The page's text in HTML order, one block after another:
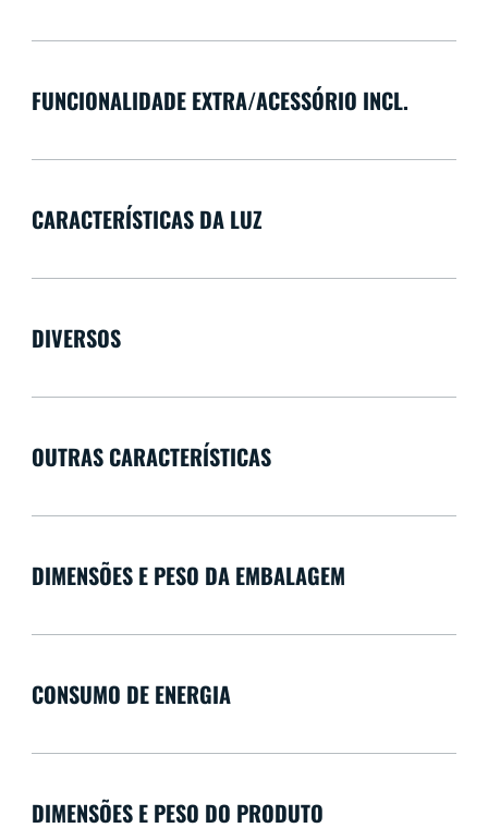
FUNCIONALIDADE EXTRA/ACESSÓRIO INCL.
CARACTERÍSTICAS DA LUZ
DIVERSOS
OUTRAS CARACTERÍSTICAS
DIMENSÕES E PESO DA EMBALAGEM
CONSUMO DE ENERGIA
DIMENSÕES E PESO DO PRODUTO